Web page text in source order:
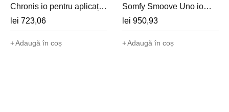
Chronis io pentru aplicații
motorizate - 1805228
lei 723,06
Adaugă în coș
Somfy Smoove Uno io
Pure cu rama (radio io,
rulouri/copertine/jaluzele) -
1811583
lei 950,93
Adaugă în coș